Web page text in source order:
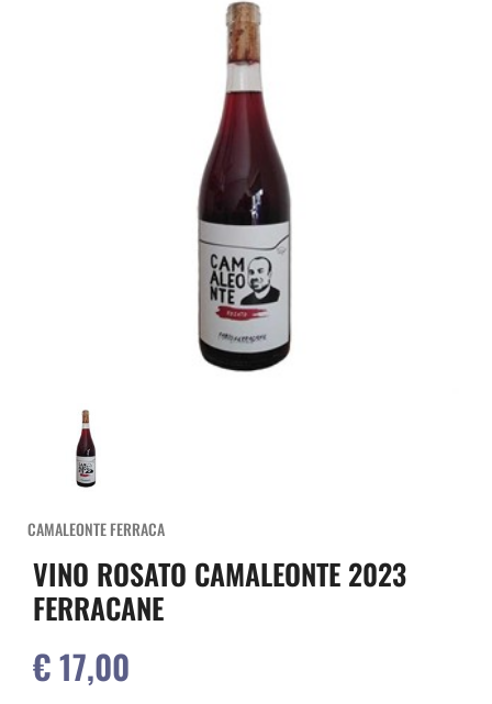
CAMALEONTE FERRACA
VINO ROSATO CAMALEONTE 2023
FERRACANE
€ 17,00